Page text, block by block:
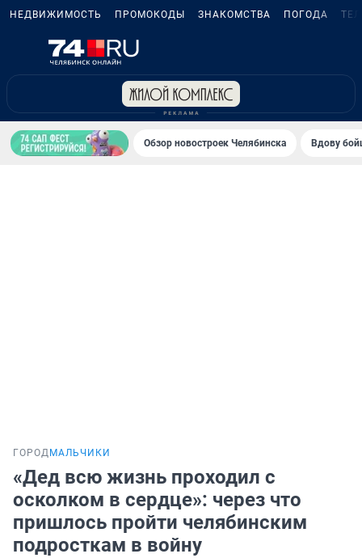
НЕДВИЖИМОСТЬ ПРОМОКОДЫ ЗНАКОМСТВА ПОГОДА
Обзор новостроек Челябинска Вдову
ГОРОД МАЛЬЧИКИ
«Дед всю жизнь проходил с
осколком в сердце»: через что
пришлось пройти челябинским
подросткам в войну